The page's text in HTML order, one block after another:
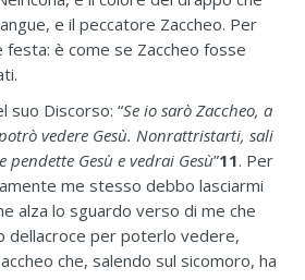
e il peccatore Zaccheo. Per
festa: è come se Zaccheo fosse
suo Discorso: “Se io sarò Zaccheo, a
vedere Gesù. Nonrattristarti, sali
pendette Gesù e vedrai Gesù”11. Per
me stesso debbo lasciarmi
alza lo sguardo verso di me che
dellacroce per poterlo vedere,
che, salendo sul sicomoro, ha